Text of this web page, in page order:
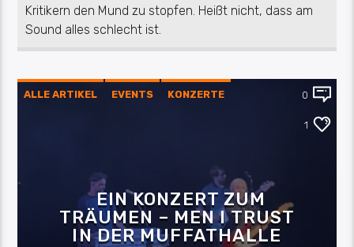
Kritikern den Mund zu stopfen. Heißt nicht, dass am
Sound alles schlecht ist.
ALLE ARTIKEL EVENTS KONZERTE 0
1
EIN KONZERT ZUM
TRÄUMEN – MEN I TRUST
IN DER MUFFATHALLE